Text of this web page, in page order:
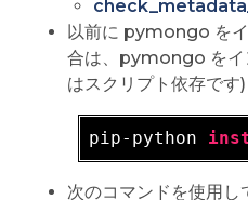
以前に pymongo を
合は、pymongo をイ
はスクリプト依存です)
pip-python
次のコマンドを使用し